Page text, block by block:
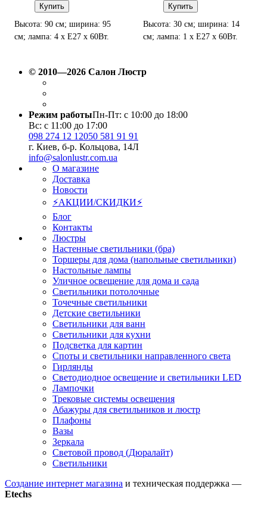
Купить
Высота: 90 см; ширина: 95
см; лампа: 4 х Е27 х 60Вт.
Купить
Высота: 30 см; ширина: 14
см; лампа: 1 х Е27 х 60Вт.
© 2010—2026 Салон Люстр
Режим работыПн-Пт: с 10:00 до 18:00
Вс: с 11:00 до 17:00
098 274 12 12050 581 91 91
г. Киев, б-р. Кольцова, 14Л
info@salonlustr.com.ua
О магазине
Доставка
Новости
⚡АКЦИИ/СКИДКИ⚡
Блог
Контакты
Люстры
Настенные светильники (бра)
Торшеры для дома (напольные светильники)
Настольные лампы
Уличное освещение для дома и сада
Светильники потолочные
Точечные светильники
Детские светильники
Светильники для ванн
Светильники для кухни
Подсветка для картин
Споты и светильники направленного света
Гирлянды
Светодиодное освещение и светильники LED
Лампочки
Трековые системы освещения
Абажуры для светильников и люстр
Плафоны
Вазы
Зеркала
Световой провод (Дюралайт)
Светильники
Создание интернет магазина и техническая поддержка —
Etechs